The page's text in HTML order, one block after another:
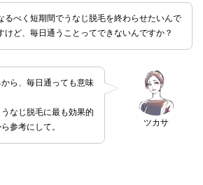
るべく短期間でうなじ脱毛を終わらせたいんで
けど、毎日通うことってできないんですか？
ツカサ
ら、毎日通っても意味
なじ脱毛に最も効果的
参考にして。